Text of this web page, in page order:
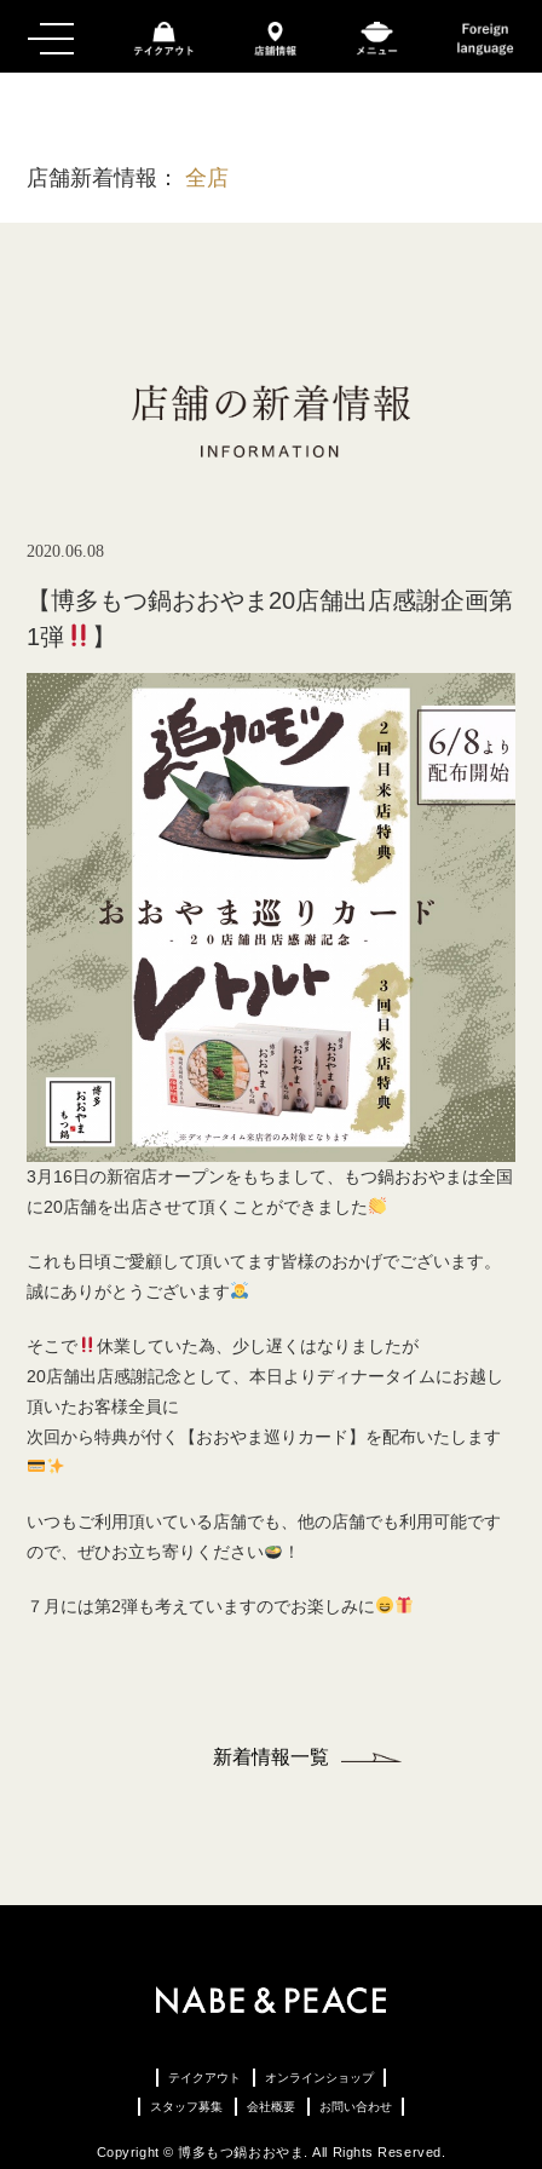
店舗新着情報：全店
2020.06.08
【博多もつ鍋おおやま20店舗出店感謝企画第
1弾
】
3月16日の新宿店オープンをもちまして、もつ鍋おおやまは全国
に20店舗を出店させて頂くことができました
これも日頃ご愛顧して頂いてます皆様のおかげでございます。
誠にありがとうございます
そこで
休業していた為、少し遅くはなりましたが
20店舗出店感謝記念として、本日よりディナータイムにお越し
頂いたお客様全員に
次回から特典が付く【おおやま巡りカード】を配布いたします
いつもご利用頂いている店舗でも、他の店舗でも利用可能です
ので、ぜひお立ち寄りください
！
７月には第2弾も考えていますのでお楽しみに
新着情報一覧
テイクアウト オンラインショップ
スタッフ募集 会社概要 お問い合わせ
Copyright © 博多もつ鍋おおやま. All Rights Reserved.